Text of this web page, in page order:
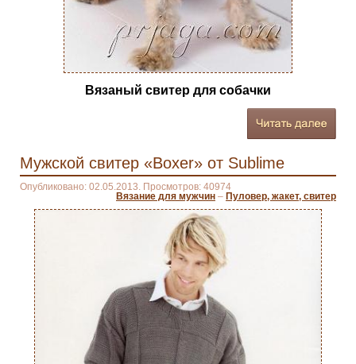
Вязаный свитер для собачки
Мужской свитер «Boxer» от Sublime
Опубликовано: 02.05.2013. Просмотров: 40974
Вязание для мужчин – Пуловер, жакет, свитер